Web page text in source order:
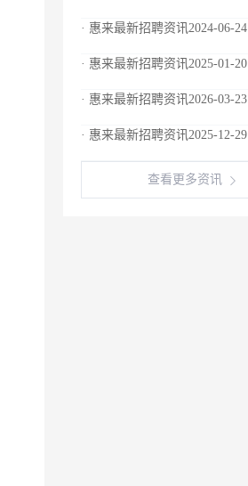
· 惠来最新招聘资讯2024-06-24
· 惠来最新招聘资讯2025-01-20
· 惠来最新招聘资讯2026-03-23
· 惠来最新招聘资讯2025-12-29
查看更多资讯